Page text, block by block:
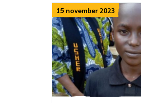
kwam als een
weken geleden
om vrijlating nog
het
noordoostelijke
haar vrijlating is
geheime locatie
gezin moest al […]
15 november 2023